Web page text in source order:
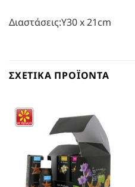
Διαστάσεις:Υ30 x 21cm
ΣΧΕΤΙΚΆ ΠΡΟΪΌΝΤΑ